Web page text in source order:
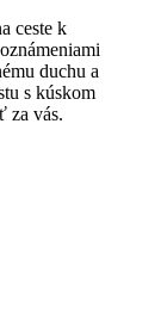
ceste k
duchu a
s kúskom
za vás.